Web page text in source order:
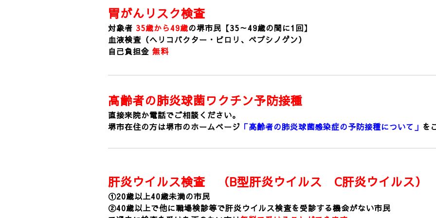
胃がんリスク検査
対象者 35歳から49歳の堺市民【35～49歳の間に1回】
血液検査（ヘリコバクター・ピロリ、ペプシノゲン）
自己負担金 無料
高齢者の肺炎球菌ワクチン予防接種
直接来院か電話でご相談ください。
堺市在住の方は堺市のホームページ 「高齢者の肺炎球菌感染症の予防接種について」 を
肝炎ウイルス検査 （B型肝炎ウイルス C肝炎ウイルス）
①20歳以上40歳未満の市民
②40歳以上で他に職場検診等で肝炎ウイルス検査を受診する機会がない市民